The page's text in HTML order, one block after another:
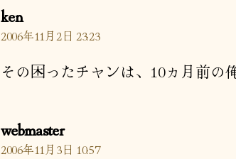
kenの
発
2006年11月2日 23:23
その困ったチャンは、10ヵ月前の
webmasterの
発
2006年11月3日 10:57